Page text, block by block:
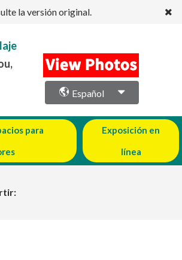
la versión original.
Español
para
Exposición en
línea